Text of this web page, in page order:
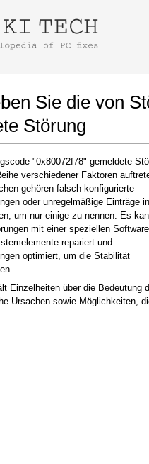
Sie die von
Störung
"0x80072f78" gemeldete
verschiedener Faktoren
gehören falsch konfigurierte
oder unregelmäßige Einträge
um nur einige zu nennen. Es
mit einer speziellen
repariert und
optimiert, um die Stabilität
Einzelheiten über die Bedeutung
Ursachen sowie Möglichkeiten,
des Downloads auf
heruntergeladenen Datei